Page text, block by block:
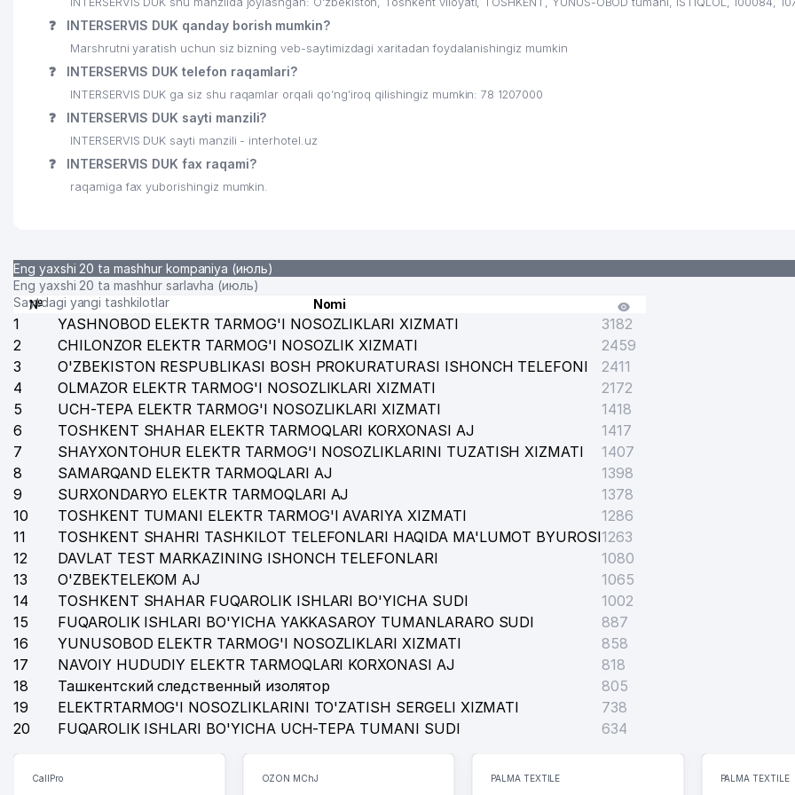
❓ INTERSERVIS DUK qanday borish mumkin?
Marshrutni yaratish uchun siz bizning veb-saytimizdagi xaritadan foydalanishingiz mumkin
❓ INTERSERVIS DUK telefon raqamlari?
INTERSERVIS DUK ga siz shu raqamlar orqali qo’ng’iroq qilishingiz mumkin: 78 1207000
❓ INTERSERVIS DUK sayti manzili?
INTERSERVIS DUK sayti manzili - interhotel.uz
❓ INTERSERVIS DUK fax raqami?
raqamiga fax yuborishingiz mumkin.
Eng yaxshi 20 ta mashhur kompaniya (июль)
Eng yaxshi 20 ta mashhur sarlavha (июль)
Saytdagi yangi tashkilotlar
№ Nomi
1 YASHNOBOD ELEKTR TARMOG'I NOSOZLIKLARI XIZMATI
3182
2
CHILONZOR ELEKTR TARMOG'I NOSOZLIK XIZMATI
2459
3
O'ZBEKISTON RESPUBLIKASI BOSH PROKURATURASI ISHONCH TELEFONI
2411
4
OLMAZOR ELEKTR TARMOG'I NOSOZLIKLARI XIZMATI
2172
5
UCH-TEPA ELEKTR TARMOG'I NOSOZLIKLARI XIZMATI
1418
6
TOSHKENT SHAHAR ELEKTR TARMOQLARI KORXONASI AJ
1417
7
SHAYXONTOHUR ELEKTR TARMOG'I NOSOZLIKLARINI TUZATISH XIZMATI
1407
8
SAMARQAND ELEKTR TARMOQLARI AJ
1398
9
SURXONDARYO ELEKTR TARMOQLARI AJ
1378
10
TOSHKENT TUMANI ELEKTR TARMOG'I AVARIYA XIZMATI
1286
11
TOSHKENT SHAHRI TASHKILOT TELEFONLARI HAQIDA MA'LUMOT BYUROSI1263
12
DAVLAT TEST MARKAZINING ISHONCH TELEFONLARI
1080
13
O'ZBEKTELEKOM AJ
1065
14
TOSHKENT SHAHAR FUQAROLIK ISHLARI BO'YICHA SUDI
1002
15
FUQAROLIK ISHLARI BO'YICHA YAKKASAROY TUMANLARARO SUDI
887
16
YUNUSOBOD ELEKTR TARMOG'I NOSOZLIKLARI XIZMATI
858
17
NAVOIY HUDUDIY ELEKTR TARMOQLARI KORXONASI AJ
818
18
Ташкентский следственный изолятор
805
19
ELEKTRTARMOG'I NOSOZLIKLARINI TO'ZATISH SERGELI XIZMATI
738
20
FUQAROLIK ISHLARI BO'YICHA UCH-TEPA TUMANI SUDI 634
CallPro OZON MChJ PALMA TEXTILE PALMA TEXTILE